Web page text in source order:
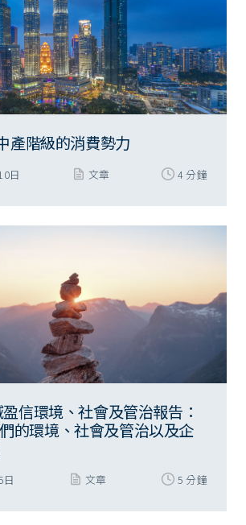
產階級的消費勢力
日 文章 4 分鐘
信環境、社會及管治報告：
的環境、社會及管治以及企
文章 5 分鐘